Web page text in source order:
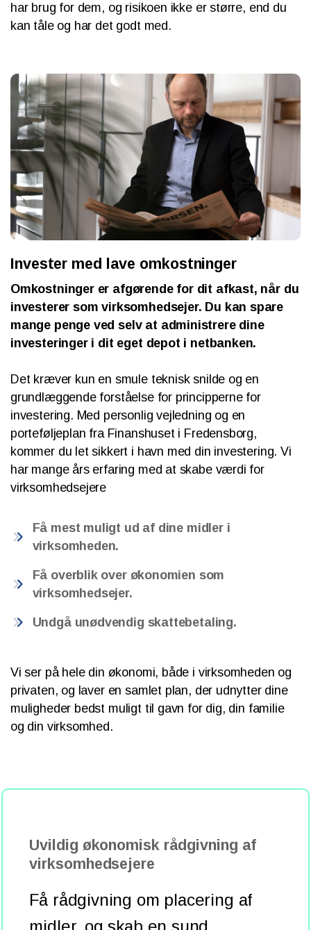
har brug for dem, og risikoen ikke er større, end du
kan tåle og har det godt med.
Invester med lave omkostninger
Omkostninger er afgørende for dit afkast, når du
investerer som virksomhedsejer. Du kan spare
mange penge ved selv at administrere dine
investeringer i dit eget depot i netbanken.
Det kræver kun en smule teknisk snilde og en
grundlæggende forståelse for principperne for
investering. Med personlig vejledning og en
porteføljeplan fra Finanshuset i Fredensborg,
kommer du let sikkert i havn med din investering. Vi
har mange års erfaring med at skabe værdi for
virksomhedsejere
Få mest muligt ud af dine midler i
virksomheden.
Få overblik over økonomien som
virksomhedsejer.
Undgå unødvendig skattebetaling.
Vi ser på hele din økonomi, både i virksomheden og
privaten, og laver en samlet plan, der udnytter dine
muligheder bedst muligt til gavn for dig, din familie
og din virksomhed.
Uvildig økonomisk rådgivning af
virksomhedsejere
Få rådgivning om placering af
midler, og skab en sund